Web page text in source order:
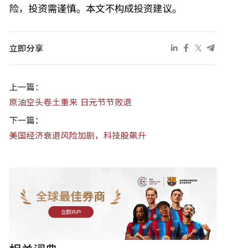
险，投资需谨慎。本文不构成投资建议。
立即分享
上一篇：
原油空头卷土重来 日元节节败退
下一篇：
美国经济衰退风险加剧，科技股飙升
全球最佳券商
立即开户